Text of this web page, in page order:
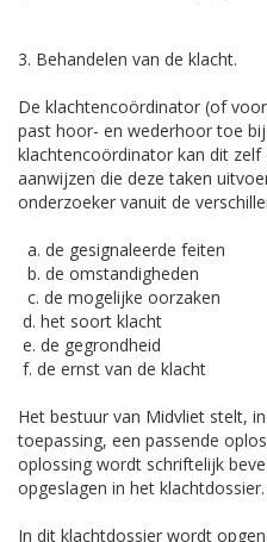
3. Behandelen van de klacht.
De klachtencoördinator (of
past hoor- en wederhoor toe
klachtencoördinator kan dit
aanwijzen die deze taken
onderzoeker vanuit de
a. de gesignaleerde feiten
b. de omstandigheden
c. de mogelijke oorzaken
d. het soort klacht
e. de gegrondheid
f. de ernst van de klacht
Het bestuur van Midvliet stelt,
toepassing, een passende
oplossing wordt schriftelijk
opgeslagen in het klachtdossier.
In dit klachtdossier wordt